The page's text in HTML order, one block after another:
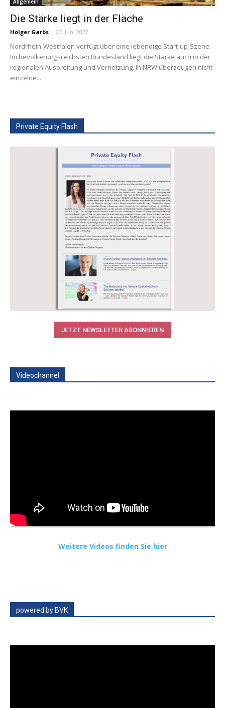
Allgemein
Die Stärke liegt in der Fläche
Holger Garbs - 23. Juni 2022
Nordrhein-Westfalen verfügt über eine lebendige Start-up-Szene.
Im bevölkerungsreichsten Bundesland liegt die Stärke auch in der
regionalen Ausbreitung und Vernetzung. In NRW überzeugen nicht
einzelne...
Private Equity Flash
JETZT NEWSLETTER ABONNIEREN
Videochannel
Weitere Videos finden Sie hier
powered by BVK